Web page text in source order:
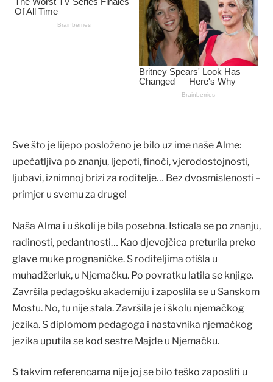
Sve što je lijepo posloženo je bilo uz ime naše Alme:
upečatljiva po znanju, ljepoti, finoći, vjerodostojnosti,
ljubavi, iznimnoj brizi za roditelje… Bez dvosmislenosti –
primjer u svemu za druge!
Naša Alma i u školi je bila posebna. Isticala se po znanju,
radinosti, pedantnosti… Kao djevojčica preturila preko
glave muke prognaničke. S roditeljima otišla u
muhadžerluk, u Njemačku. Po povratku latila se knjige.
Završila pedagošku akademiju i zaposlila se u Sanskom
Mostu. No, tu nije stala. Završila je i školu njemačkog
jezika. S diplomom pedagoga i nastavnika njemačkog
jezika uputila se kod sestre Majde u Njemačku.
S takvim referencama nije joj se bilo teško zaposliti u